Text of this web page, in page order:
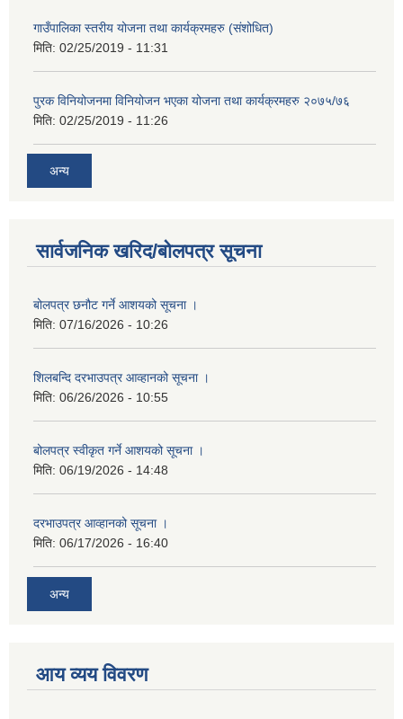
गाउँपालिका स्तरीय योजना तथा कार्यक्रमहरु (स‌ंशोधित)
मिति: 02/25/2019 - 11:31
पुरक विनियोजनमा विनियोजन भएका योजना तथा कार्यक्रमहरु २०७५/७६
मिति: 02/25/2019 - 11:26
अन्य
सार्वजनिक खरिद/बोलपत्र सूचना
बोलपत्र छनौट गर्ने आशयको सूचना ।
मिति: 07/16/2026 - 10:26
शिलबन्दि दरभाउपत्र आव्हानको सूचना ।
मिति: 06/26/2026 - 10:55
बोलपत्र स्वीकृत गर्ने आशयको सूचना ।
मिति: 06/19/2026 - 14:48
दरभाउपत्र आव्हानको सूचना ।
मिति: 06/17/2026 - 16:40
अन्य
आय व्यय विवरण